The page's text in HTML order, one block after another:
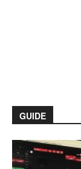
GUIDE